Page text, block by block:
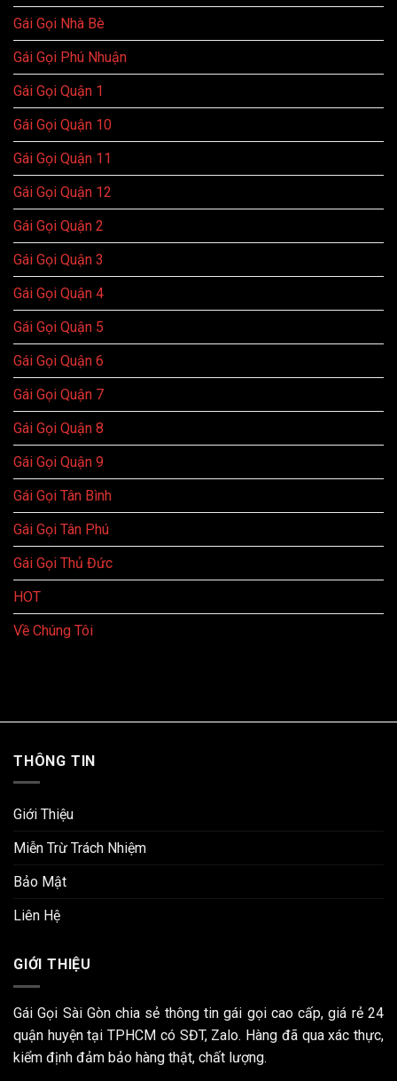
Gái Gọi Nhà Bè
Gái Gọi Phú Nhuận
Gái Gọi Quận 1
Gái Gọi Quận 10
Gái Gọi Quận 11
Gái Gọi Quận 12
Gái Gọi Quận 2
Gái Gọi Quận 3
Gái Gọi Quận 4
Gái Gọi Quận 5
Gái Gọi Quận 6
Gái Gọi Quận 7
Gái Gọi Quận 8
Gái Gọi Quận 9
Gái Gọi Tân Bình
Gái Gọi Tân Phú
Gái Gọi Thủ Đức
HOT
Về Chúng Tôi
THÔNG TIN
Giới Thiệu
Miễn Trừ Trách Nhiệm
Bảo Mật
Liên Hệ
GIỚI THIỆU
Gái Gọi Sài Gòn chia sẻ thông tin gái gọi cao cấp, giá rẻ 24
quận huyện tại TPHCM có SĐT, Zalo. Hàng đã qua xác thực,
kiểm định đảm bảo hàng thật, chất lượng.